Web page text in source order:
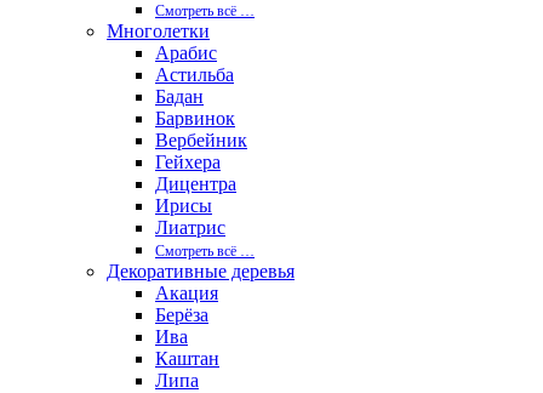
Смотреть вcё …
Многолетки
Арабис
Астильба
Бадан
Барвинок
Вербейник
Гейхера
Дицентра
Ирисы
Лиатрис
Смотреть вcё …
Декоративные деревья
Акация
Берёза
Ива
Каштан
Липа